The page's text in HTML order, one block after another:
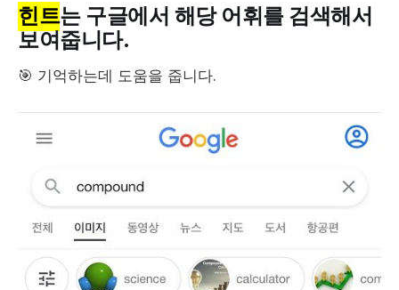
힌트는 구글에서 해당 어휘를 검색해서
보여줍니다.
🎯 기억하는데 도움을 줍니다.